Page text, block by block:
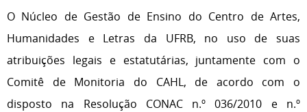
O Núcleo de Gestão de Ensino do Centro de Artes,
Humanidades e Letras da UFRB, no uso de suas
atribuições legais e estatutárias, juntamente com o
Comitê de Monitoria do CAHL, de acordo com o
disposto na Resolução CONAC n.º 036/2010 e n.º